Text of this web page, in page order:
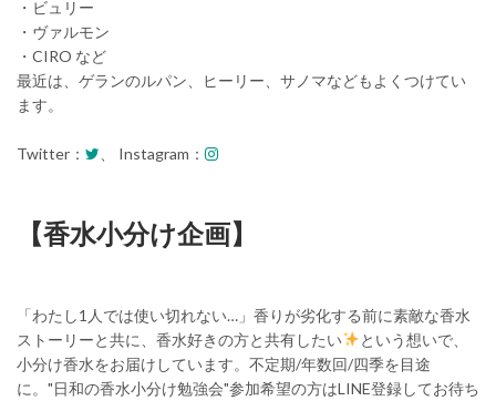
・ビュリー
・ヴァルモン
・CIRO など
最近は、ゲランのルパン、ヒーリー、サノマなどもよくつけてい
ます。
Twitter： 、 Instagram：
【香水小分け企画】
「わたし1人では使い切れない…」香りが劣化する前に素敵な香水
ストーリーと共に、香水好きの方と共有したい
という想いで、
小分け香水をお届けしています。不定期/年数回/四季を目途
に。"日和の香水小分け勉強会"参加希望の方はLINE登録してお待ち